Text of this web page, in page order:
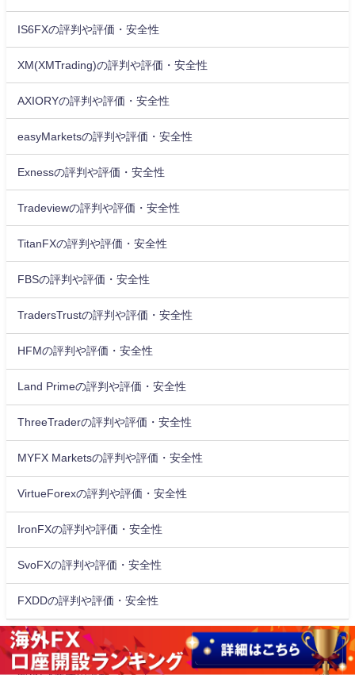
IS6FXの評判や評価・安全性
XM(XMTrading)の評判や評価・安全性
AXIORYの評判や評価・安全性
easyMarketsの評判や評価・安全性
Exnessの評判や評価・安全性
Tradeviewの評判や評価・安全性
TitanFXの評判や評価・安全性
FBSの評判や評価・安全性
TradersTrustの評判や評価・安全性
HFMの評判や評価・安全性
Land Primeの評判や評価・安全性
ThreeTraderの評判や評価・安全性
MYFX Marketsの評判や評価・安全性
VirtueForexの評判や評価・安全性
IronFXの評判や評価・安全性
SvoFXの評判や評価・安全性
FXDDの評判や評価・安全性
カテゴリー